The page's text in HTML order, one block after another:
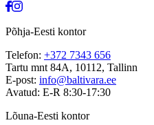
Põhja-Eesti kontor
Telefon: +372 7343 656
Tartu mnt 84A, 10112, Tallinn
E-post: info@baltivara.ee
Avatud: E-R 8:30-17:30
Lõuna-Eesti kontor